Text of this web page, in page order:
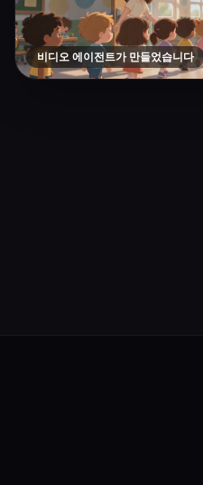
비디오 에이전트가 만들었습니다